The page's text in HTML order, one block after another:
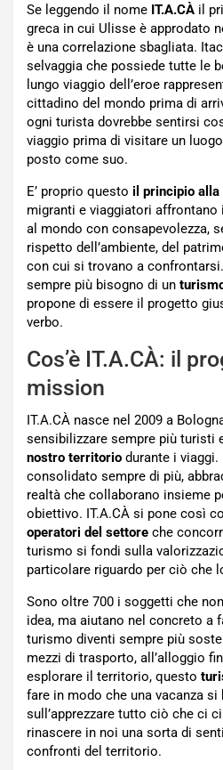
Se leggendo il nome IT.A.CÀ il
greca in cui Ulisse è approdato
è una correlazione sbagliata.
selvaggia che possiede tutte le
lungo viaggio dell’eroe
cittadino del mondo prima di
ogni turista dovrebbe sentirsi
viaggio prima di visitare un
posto come suo.
E’ proprio questo il principio alla
migranti e viaggiatori
al mondo con consapevolezza,
rispetto dell’ambiente, del
con cui si trovano a
sempre più bisogno di un
propone di essere il progetto
verbo.
Cos’è IT.A.CÀ: il
mission
IT.A.CÀ nasce nel 2009 a
sensibilizzare sempre più turisti
nostro territorio durante i
consolidato sempre di più,
realtà che collaborano insieme
obiettivo. IT.A.CÀ si pone così
operatori del settore che
turismo si fondi sulla
particolare riguardo per ciò che
Sono oltre 700 i soggetti che
idea, ma aiutano nel concreto a
turismo diventi sempre più
mezzi di trasporto, all’alloggio
esplorare il territorio, questo
fare in modo che una vacanza si
sull’apprezzare tutto ciò che ci
rinascere in noi una sorta di
confronti del territorio.